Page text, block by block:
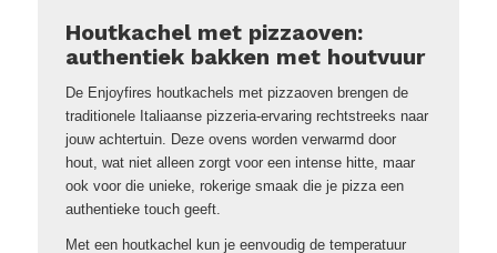
Houtkachel met pizzaoven:
authentiek bakken met houtvuur
De Enjoyfires houtkachels met pizzaoven brengen de
traditionele Italiaanse pizzeria-ervaring rechtstreeks naar
jouw achtertuin. Deze ovens worden verwarmd door
hout, wat niet alleen zorgt voor een intense hitte, maar
ook voor die unieke, rokerige smaak die je pizza een
authentieke touch geeft.
Met een houtkachel kun je eenvoudig de temperatuur